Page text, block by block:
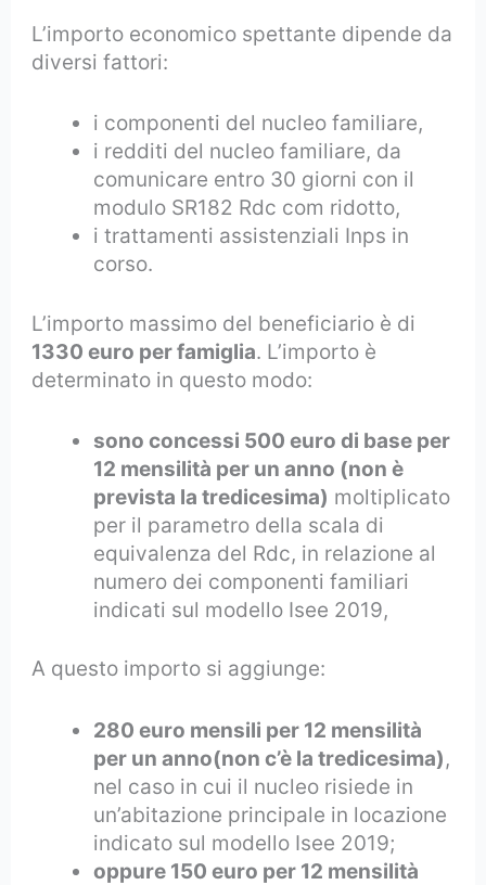
L’importo economico spettante dipende da
diversi fattori:
i componenti del nucleo familiare,
i redditi del nucleo familiare, da
comunicare entro 30 giorni con il
modulo SR182 Rdc com ridotto,
i trattamenti assistenziali Inps in
corso.
L’importo massimo del beneficiario è di
1330 euro per famiglia. L’importo è
determinato in questo modo:
sono concessi 500 euro di base per
12 mensilità per un anno (non è
prevista la tredicesima) moltiplicato
per il parametro della scala di
equivalenza del Rdc, in relazione al
numero dei componenti familiari
indicati sul modello Isee 2019,
A questo importo si aggiunge:
280 euro mensili per 12 mensilità
per un anno(non c’è la tredicesima),
nel caso in cui il nucleo risiede in
un’abitazione principale in locazione
indicato sul modello Isee 2019;
oppure 150 euro per 12 mensilità